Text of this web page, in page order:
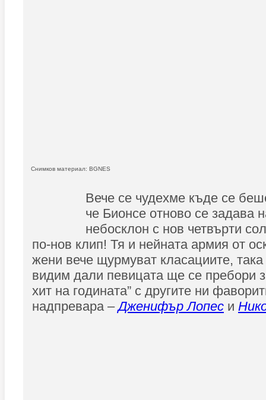
Снимков материал: BGNES
Вече се чудехме къде се
че Бионсе отново се задава
небосклон с нов четвърти
по-нов клип! Тя и нейната армия от
жени вече щурмуват класациите,
видим дали певицата ще се пребори
хит на годината” с другите ни
надпревара –Дженифър Лопес и